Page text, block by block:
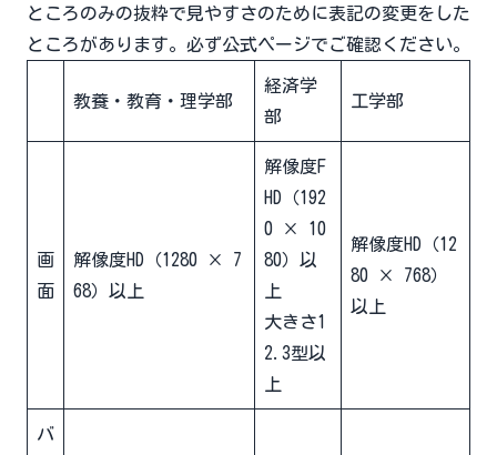
ところのみの抜粋で見やすさのために表記の変更をした
ところがあります。必ず公式ページでご確認ください。
教養・教育・理学部
経済学
部
工学部
画
面
解像度HD（1280 × 7
68）以上
解像度F
HD（192
0 × 10
80）以
上
大きさ1
2.3型以
上
解像度HD（12
80 × 768）
以上
バ